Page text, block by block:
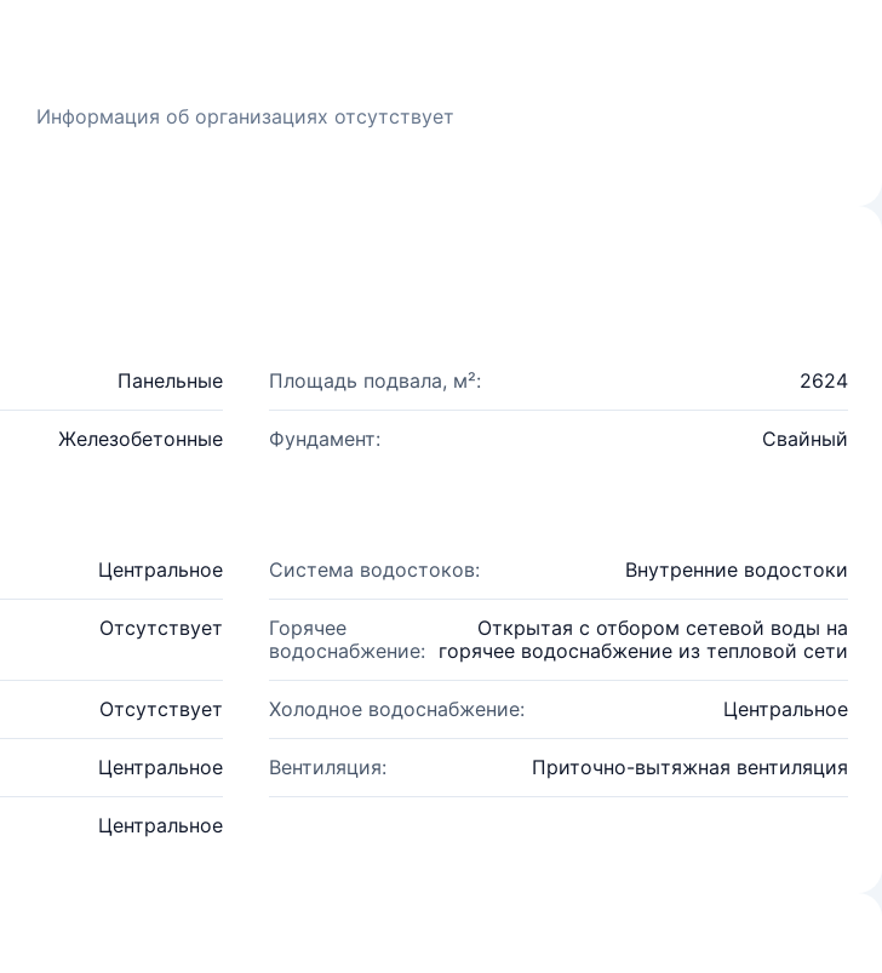
Информация об организациях отсутствует
Панельные Площадь подвала, м²: 2624
Железобетонные Фундамент: Свайный
Центральное Система водостоков: Внутренние водостоки
Отсутствует
Горячее
водоснабжение:
Открытая с отбором сетевой воды на
горячее водоснабжение из тепловой сети
Отсутствует Холодное водоснабжение: Центральное
Центральное Вентиляция: Приточно-вытяжная вентиляция
Центральное